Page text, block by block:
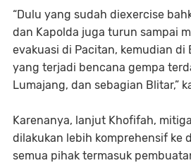
“Dulu yang sudah diexercise
dan Kapolda juga turun sampai
evakuasi di Pacitan, kemudian di
yang terjadi bencana gempa
Lumajang, dan sebagian Blitar,”
Karenanya, lanjut Khofifah,
dilakukan lebih komprehensif ke
semua pihak termasuk